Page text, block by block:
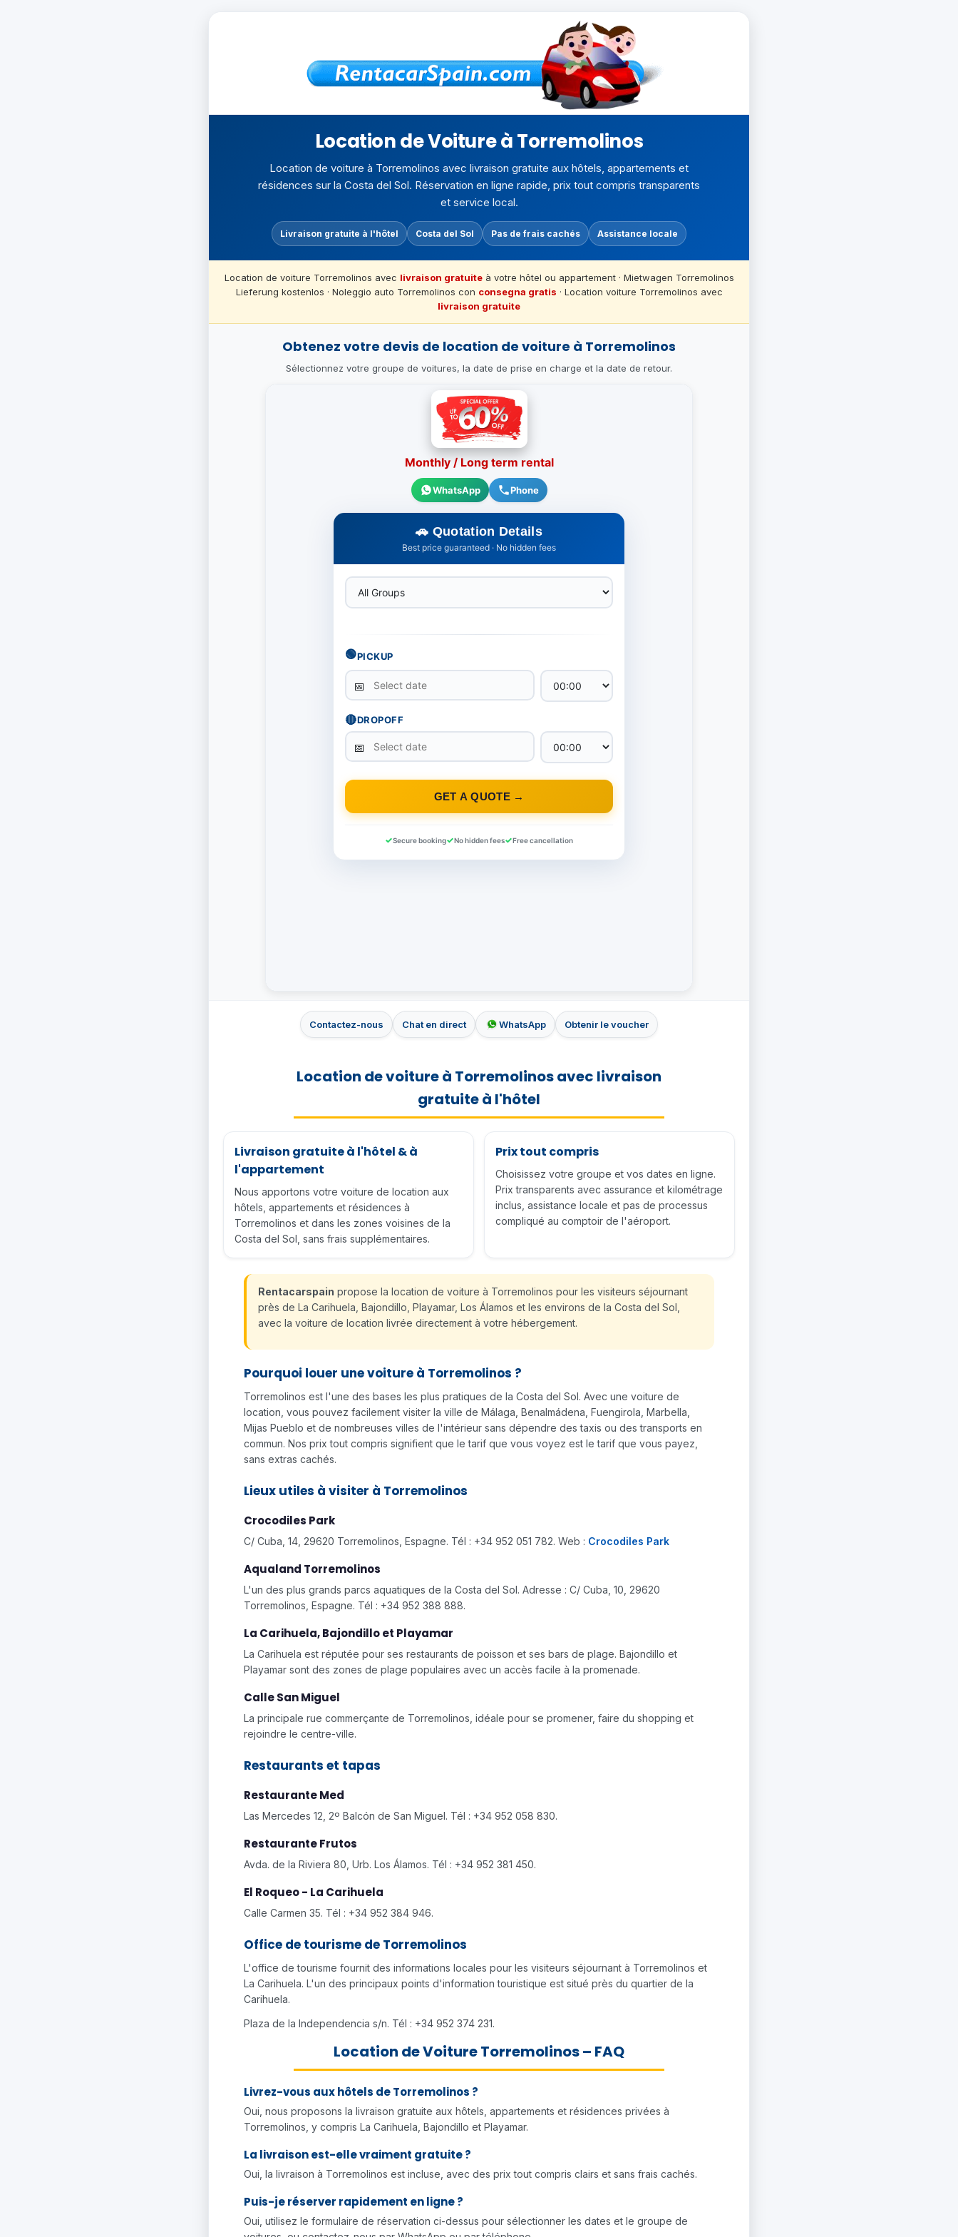
Location de Voiture à Torremolinos
Location de voiture à Torremolinos avec livraison gratuite aux hôtels, appartements et
résidences sur la Costa del Sol. Réservation en ligne rapide, prix tout compris transparents
et service local.
Livraison gratuite à l'hôtel Costa del Sol Pas de frais cachés Assistance locale
Location de voiture Torremolinos avec livraison gratuiteà votre hôtel ou appartement · Mietwagen Torremolinos
Lieferung kostenlos · Noleggio auto Torremolinos con consegna gratis · Location voiture Torremolinos avec
livraison gratuite
Obtenez votre devis de location de voiture à Torremolinos
Sélectionnez votre groupe de voitures, la date de prise en charge et la date de retour.
Contactez-nous Chat en direct WhatsApp Obtenir le voucher
Location de voiture à Torremolinos avec livraison
gratuite à l'hôtel
Livraison gratuite à l'hôtel & à
l'appartement
Nous apportons votre voiture de location aux
hôtels, appartements et résidences à
Torremolinos et dans les zones voisines de la
Costa del Sol, sans frais supplémentaires.
Prix tout compris
Choisissez votre groupe et vos dates en ligne.
Prix transparents avec assurance et kilométrage
inclus, assistance locale et pas de processus
compliqué au comptoir de l'aéroport.
Rentacarspain propose la location de voiture à Torremolinos pour les visiteurs séjournant
près de La Carihuela, Bajondillo, Playamar, Los Álamos et les environs de la Costa del Sol,
avec la voiture de location livrée directement à votre hébergement.
Pourquoi louer une voiture à Torremolinos ?
Torremolinos est l'une des bases les plus pratiques de la Costa del Sol. Avec une voiture de
location, vous pouvez facilement visiter la ville de Málaga, Benalmádena, Fuengirola, Marbella,
Mijas Pueblo et de nombreuses villes de l'intérieur sans dépendre des taxis ou des transports en
commun. Nos prix tout compris signifient que le tarif que vous voyez est le tarif que vous payez,
sans extras cachés.
Lieux utiles à visiter à Torremolinos
Crocodiles Park
C/ Cuba, 14, 29620 Torremolinos, Espagne. Tél : +34 952 051 782. Web : Crocodiles Park
Aqualand Torremolinos
L'un des plus grands parcs aquatiques de la Costa del Sol. Adresse : C/ Cuba, 10, 29620
Torremolinos, Espagne. Tél : +34 952 388 888.
La Carihuela, Bajondillo et Playamar
La Carihuela est réputée pour ses restaurants de poisson et ses bars de plage. Bajondillo et
Playamar sont des zones de plage populaires avec un accès facile à la promenade.
Calle San Miguel
La principale rue commerçante de Torremolinos, idéale pour se promener, faire du shopping et
rejoindre le centre-ville.
Restaurants et tapas
Restaurante Med
Las Mercedes 12, 2º Balcón de San Miguel. Tél : +34 952 058 830.
Restaurante Frutos
Avda. de la Riviera 80, Urb. Los Álamos. Tél : +34 952 381 450.
El Roqueo - La Carihuela
Calle Carmen 35. Tél : +34 952 384 946.
Office de tourisme de Torremolinos
L'office de tourisme fournit des informations locales pour les visiteurs séjournant à Torremolinos et
La Carihuela. L'un des principaux points d'information touristique est situé près du quartier de la
Carihuela.
Plaza de la Independencia s/n. Tél : +34 952 374 231.
Location de Voiture Torremolinos – FAQ
Livrez-vous aux hôtels de Torremolinos ?
Oui, nous proposons la livraison gratuite aux hôtels, appartements et résidences privées à
Torremolinos, y compris La Carihuela, Bajondillo et Playamar.
La livraison est-elle vraiment gratuite ?
Oui, la livraison à Torremolinos est incluse, avec des prix tout compris clairs et sans frais cachés.
Puis-je réserver rapidement en ligne ?
Oui, utilisez le formulaire de réservation ci-dessus pour sélectionner les dates et le groupe de